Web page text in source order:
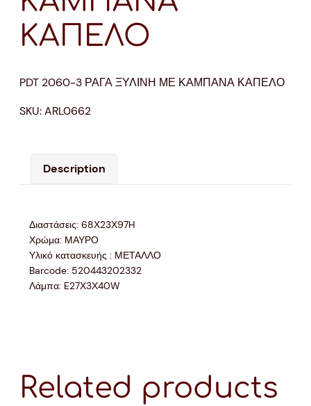
ΚΑΠΕΛΟ
PDT 2060-3 ΡΑΓΑ ΞΥΛΙΝΗ ΜΕ ΚΑΜΠΑΝΑ ΚΑΠΕΛΟ
SKU:ARL0662
Description
Διαστάσεις: 68Χ23Χ97H
Χρώμα: ΜΑΥΡΟ
Υλικό κατασκευής : ΜΕΤΑΛΛΟ
Barcode: 520443202332
Λάμπα: E27Χ3Χ40W
Related products